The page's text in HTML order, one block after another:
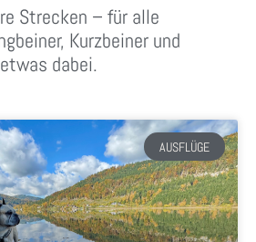
Strecken – für alle
Kurzbeiner und
dabei.
AUSFLÜGE